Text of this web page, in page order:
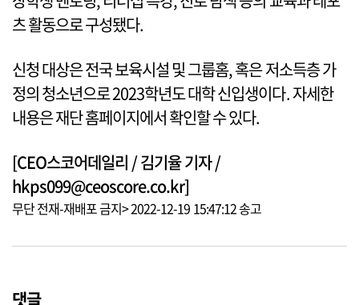
츠 활동으로 구성됐다.
신청 대상은 전국 보육시설 및 그룹홈, 혹은 저소득층 가
정의 청소년으로 2023학년도 대학 신입생이다. 자세한
내용은 재단 홈페이지에서 확인할 수 있다.
[CEO스코어데일리 / 김기율 기자 /
hkps099@ceoscore.co.kr]
무단 전재-재배포 금지> 2022-12-19 15:47:12 송고
댓글